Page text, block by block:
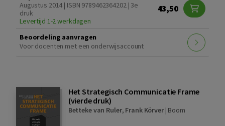
Augustus 2014 | ISBN 9789462364202 | 3e
druk
Levertijd 1-2 werkdagen
43,50
Beoordeling aanvragen
Voor docenten met een onderwijsaccount
Het Strategisch Communicatie Frame
(vierde druk)
Betteke van Ruler, Frank Körver| Boom